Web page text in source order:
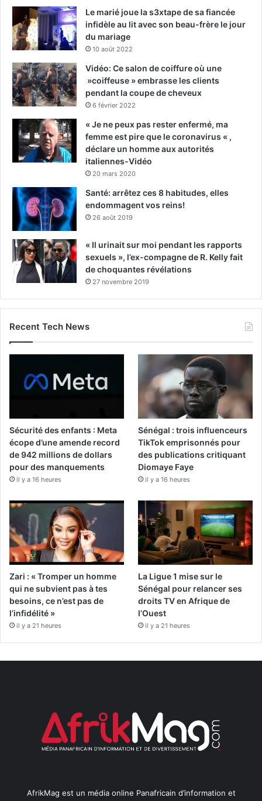
Le marié joue la s3xtape de sa fiancée
infidèle au lit avec son beau-frère le jour
du mariage
10 août 2022
Vidéo: Ce salon de coiffure où une
»coiffeuse » embrasse les clients
pendant la coupe de cheveux
6 février 2022
« Je ne peux pas rester enfermé, ma
femme est pire que le coronavirus « ,
déclare un homme aux autorités
italiennes-Vidéo
20 mars 2020
Santé: arrêtez ces 8 habitudes, elles
endommagent vos reins!
26 août 2019
« Il urinait sur moi pendant les rapports
sexuels », l’ex-compagne de R. Kelly fait
de choquantes révélations
27 novembre 2019
Recent Tech News
Sécurité des enfants : Meta
écope d’une amende record
de 942 millions de dollars
pour des manquements
il y a 16 heures
Sénégal : trois influenceurs
TikTok emprisonnés pour
des publications critiquant
Diomaye Faye
il y a 16 heures
Zari : « Tromper un homme
qui ne subvient pas à tes
besoins, ce n’est pas de
l’infidélité »
il y a 21 heures
La Ligue 1 mise sur le
Sénégal pour relancer ses
droits TV en Afrique de
l’Ouest
il y a 21 heures
AfrikMag est un média online Panafricain d’information et